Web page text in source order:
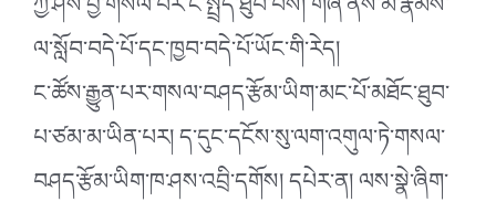
ལ་སློབ་བདེ་པོ་དང་ཁྱབ་བདེ་པོ་ཡོང་གི་རེད།
ང་ཚོས་རྒྱུན་པར་གསལ་བཤད་རྩོམ་ཡིག་མང་པོ་མཐོང་ཐུབ་
པ་ཙམ་མ་ཡིན་པར། ད་དུང་དངོས་སུ་ལག་འགུལ་ཏེ་གསལ་
བཤད་རྩོམ་ཡིག་ཁ་ཤས་འབྲི་དགོས། དཔེར་ན། ལས་སྣེ་ཞིག་